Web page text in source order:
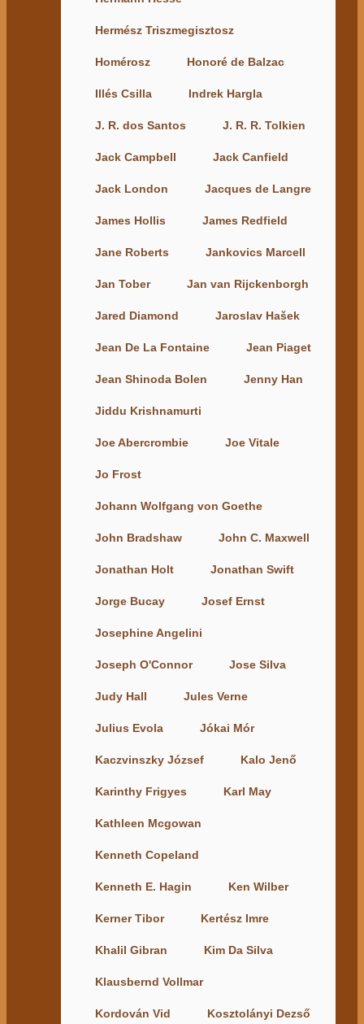
Hermész Triszmegisztosz
Homérosz Honoré de Balzac
Illés Csilla Indrek Hargla
J. R. dos Santos J. R. R. Tolkien
Jack Campbell Jack Canfield
Jack London Jacques de Langre
James Hollis James Redfield
Jane Roberts Jankovics Marcell
Jan Tober Jan van Rijckenborgh
Jared Diamond Jaroslav Hašek
Jean De La Fontaine Jean Piaget
Jean Shinoda Bolen Jenny Han
Jiddu Krishnamurti
Joe Abercrombie Joe Vitale
Jo Frost
Johann Wolfgang von Goethe
John Bradshaw John C. Maxwell
Jonathan Holt Jonathan Swift
Jorge Bucay Josef Ernst
Josephine Angelini
Joseph O'Connor Jose Silva
Judy Hall Jules Verne
Julius Evola Jókai Mór
Kaczvinszky József Kalo Jenő
Karinthy Frigyes Karl May
Kathleen Mcgowan
Kenneth Copeland
Kenneth E. Hagin Ken Wilber
Kerner Tibor Kertész Imre
Khalil Gibran Kim Da Silva
Klausbernd Vollmar
Kordován Vid Kosztolányi Dezső